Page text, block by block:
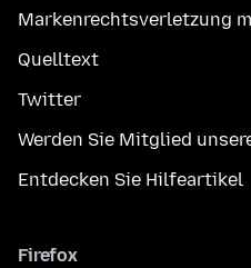
Markenrechtsverletzung
Quelltext
Twitter
Werden Sie Mitglied
Entdecken Sie Hilfeartikel
Firefox